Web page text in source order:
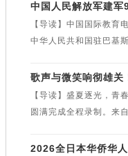
中国人民解放军建
【导读】中国国际教
中华人民共和国驻巴基
歌声与微笑响彻雄关
【导读】盛夏逐光，
圆满完成全程录制。来
2026全日本华侨华